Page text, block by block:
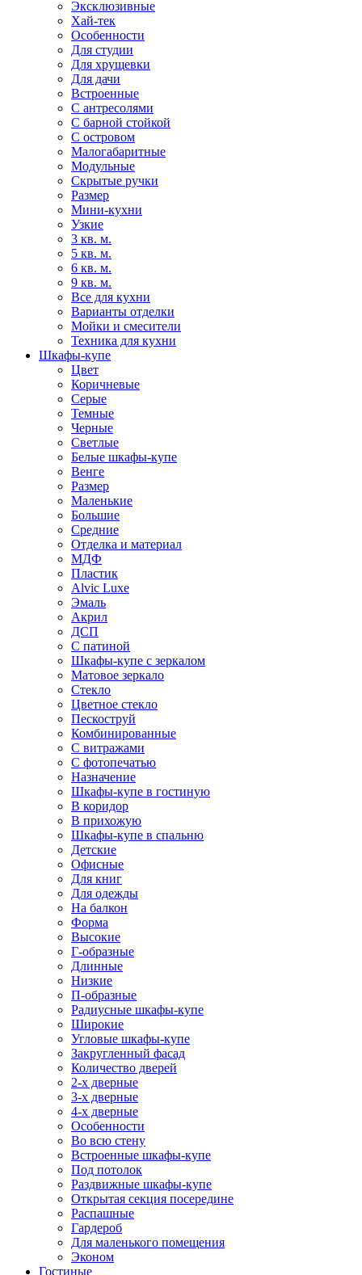
Эксклюзивные
Хай-тек
Особенности
Для студии
Для хрущевки
Для дачи
Встроенные
С антресолями
С барной стойкой
С островом
Малогабаритные
Модульные
Скрытые ручки
Размер
Мини-кухни
Узкие
3 кв. м.
5 кв. м.
6 кв. м.
9 кв. м.
Все для кухни
Варианты отделки
Мойки и смесители
Техника для кухни
Шкафы-купе
Цвет
Коричневые
Серые
Темные
Черные
Светлые
Белые шкафы-купе
Венге
Размер
Маленькие
Большие
Средние
Отделка и материал
МДФ
Пластик
Alvic Luxe
Эмаль
Акрил
ДСП
С патиной
Шкафы-купе с зеркалом
Матовое зеркало
Стекло
Цветное стекло
Пескоструй
Комбинированные
С витражами
С фотопечатью
Назначение
Шкафы-купе в гостиную
В коридор
В прихожую
Шкафы-купе в спальню
Детские
Офисные
Для книг
Для одежды
На балкон
Форма
Высокие
Г-образные
Длинные
Низкие
П-образные
Радиусные шкафы-купе
Широкие
Угловые шкафы-купе
Закругленный фасад
Количество дверей
2-х дверные
3-х дверные
4-х дверные
Особенности
Во всю стену
Встроенные шкафы-купе
Под потолок
Раздвижные шкафы-купе
Открытая секция посередине
Распашные
Гардероб
Для маленького помещения
Эконом
Гостиные